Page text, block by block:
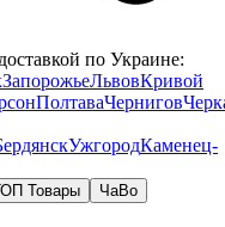
по Украине:
ЗапорожьеЛьвовКривой
ПолтаваЧернигов
УжгородКаменец-
Товары
ЧаВо